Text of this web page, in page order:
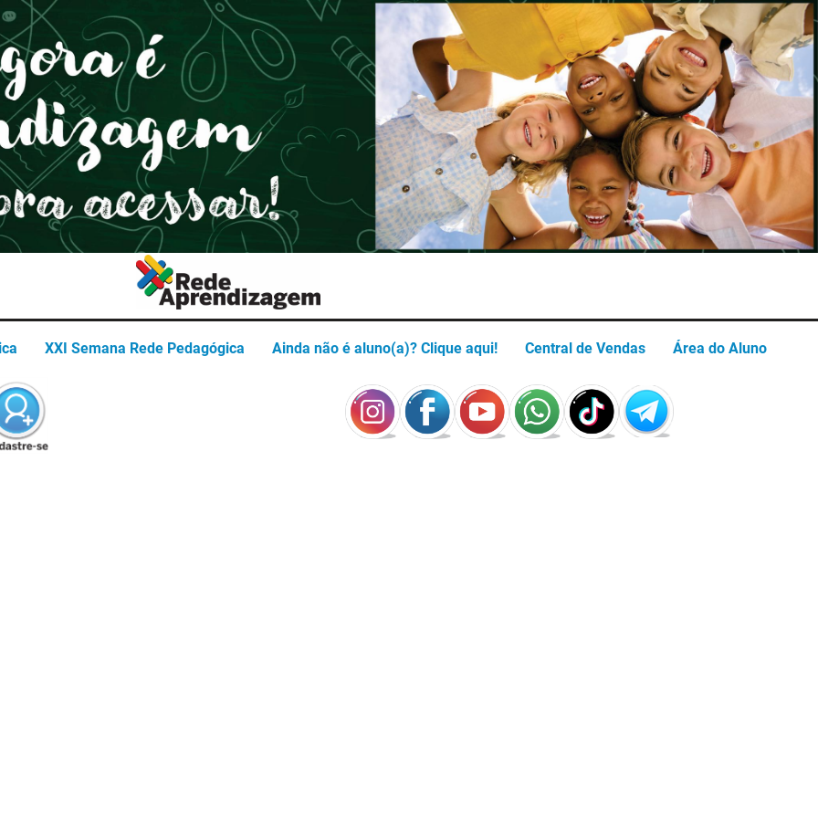
XXI Semana Rede Pedagógica Ainda não é aluno(a)? Clique aqui! Central de Vendas Área do Aluno
Termos de uso Política de privacidade